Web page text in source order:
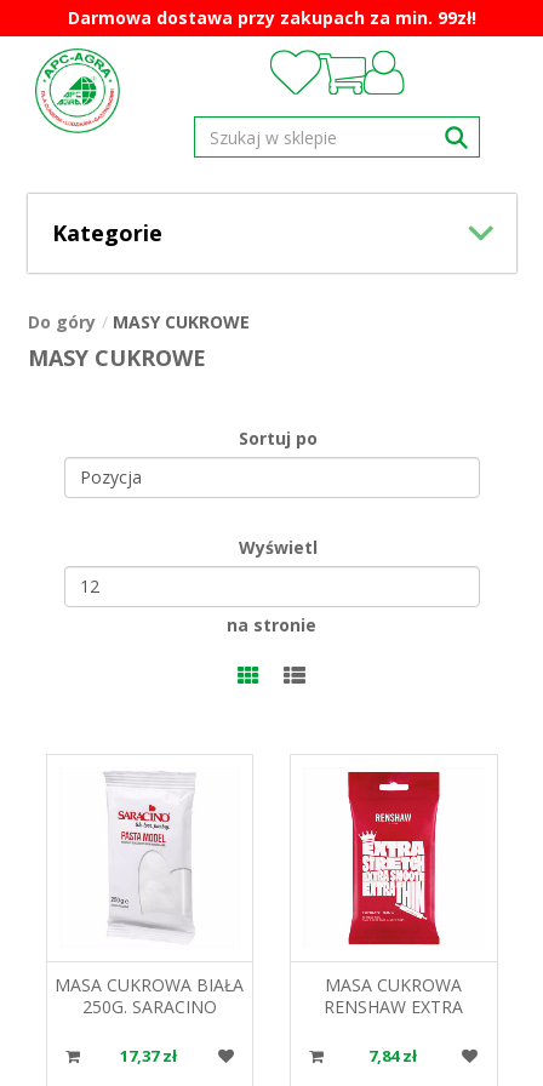
Darmowa dostawa przy zakupach za min. 99zł!
Kategorie
Do góry MASY CUKROWE
MASY CUKROWE
Sortuj po
Wyświetl
na stronie
MASA CUKROWA BIAŁA
250G. SARACINO
17,37 zł
MASA CUKROWA
RENSHAW EXTRA
POWLEKANIA I
DEKORACJI BAKELS
7,84 zł